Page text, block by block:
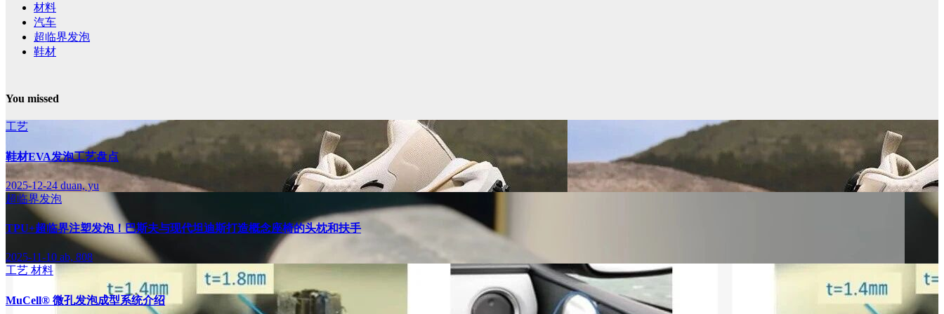
材料
汽车
超临界发泡
鞋材
You missed
工艺
鞋材EVA发泡工艺盘点
2025-12-24 duan, yu
超临界发泡
TPU+超临界注塑发泡！巴斯夫与现代坦迪斯打造概念座椅的头枕和扶手
2025-11-10 ab, 808
工艺 材料
MuCell® 微孔发泡成型系统介绍